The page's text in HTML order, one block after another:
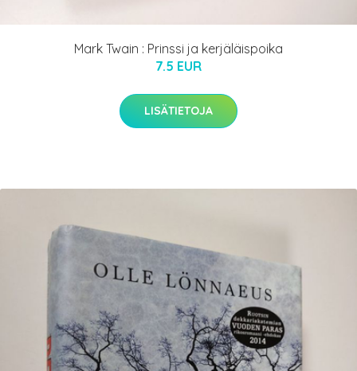
Mark Twain : Prinssi ja kerjäläispoika
7.5 EUR
LISÄTIETOJA